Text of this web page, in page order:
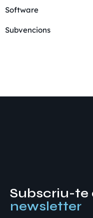
Software
Subvencions
Subscriu-te
newsletter